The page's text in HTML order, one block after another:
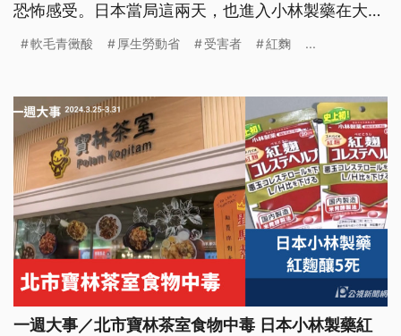
恐怖感受。日本當局這兩天，也進入小林製藥在大阪
軟毛青黴酸 厚生勞動省 受害者 紅麴 ...
一週大事／北市寶林茶室食物中毒 日本小林製藥紅